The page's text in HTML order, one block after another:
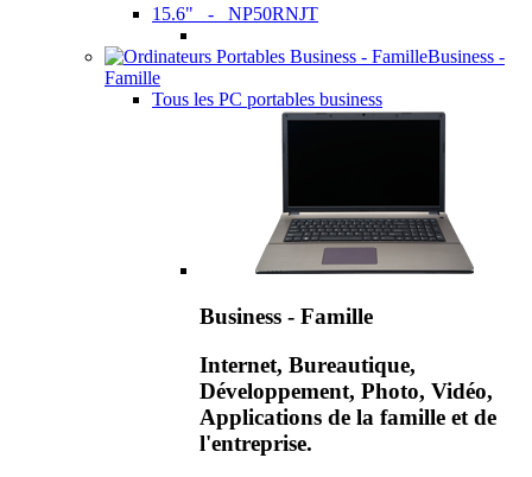
15.6" - NP50RNJT
Business -
Famille
Tous les PC portables business
Business - Famille
Internet, Bureautique,
Développement, Photo, Vidéo,
Applications de la famille et de
l'entreprise.